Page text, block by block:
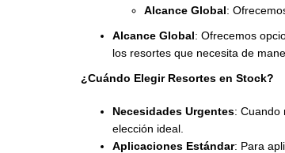
Alcance Global :
Alcance Global : Ofrecemos
los resortes que necesita de
¿Cuándo Elegir Resortes en Stock?
Necesidades Urgentes: Cuando
elección ideal.
Aplicaciones Estándar: Para